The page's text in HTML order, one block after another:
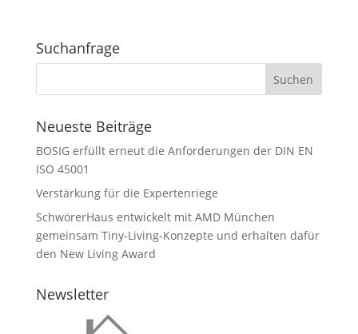
Suchanfrage
Neueste Beiträge
BOSIG erfüllt erneut die Anforderungen der DIN EN
ISO 45001
Verstärkung für die Expertenriege
SchwörerHaus entwickelt mit AMD München
gemeinsam Tiny-Living-Konzepte und erhalten dafür
den New Living Award
Newsletter